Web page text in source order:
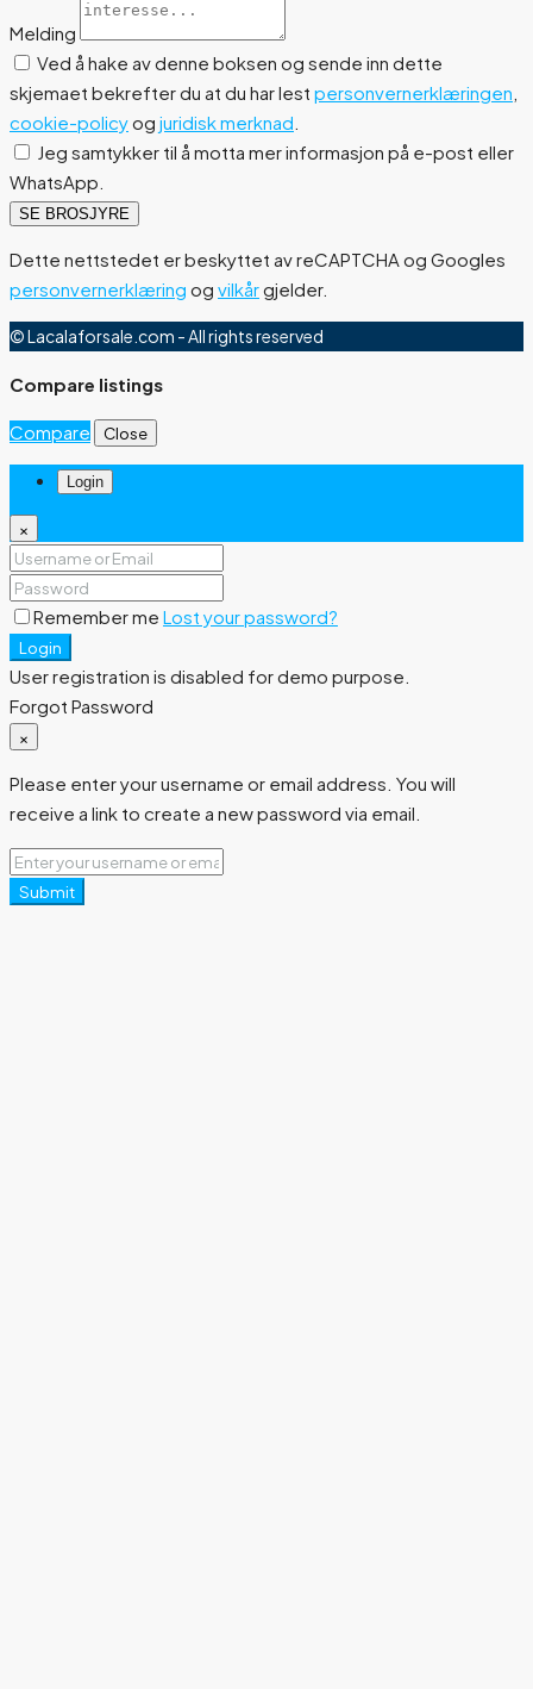
Melding
Ved å hake av denne boksen og sende inn dette
skjemaet bekrefter du at du har lest personvernerklæringen
cookie-policyog juridisk merknad
Jeg samtykker til å motta mer informasjon på e-post eller
WhatsApp.
SE BROSJYRE
Dette nettstedet er beskyttet av reCAPTCHA og Googles
personvernerklæring og vilkårgjelder.
© Lacalaforsale.com - All rights reserved
Compare listings
Compare Close
Login
×
Remember me Lost your password?
Login
User registration is disabled for demo purpose.
Forgot Password
×
Please enter your username or email address. You will
receive a link to create a new password via email.
Submit